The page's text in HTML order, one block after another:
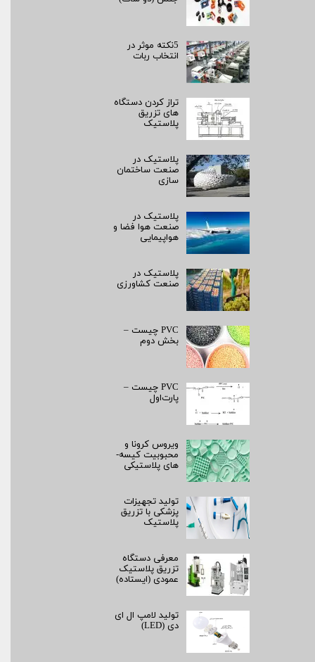
5نکته موثر در
انتخاب ربات
تراز کردن دستگاه
های تزریق
پلاستیک
پلاستیک در
صنعت ساختمان
سازی
پلاستیک در
صنعت هوا فضا و
هواپیمایی
پلاستیک در
صنعت کشاورزی
PVC چیست –
بخش دوم
PVC چیست –
پارت‌اول
ویروس کرونا و
محبوبیت کیسه­
های پلاستیکی
تولید تجهیزات
پزشکی با تزریق
پلاستیک
معرفی دستگاه
تزریق پلاستیک
عمودی (ایستاده)
تولید لامپ ال ای
دی (LED)